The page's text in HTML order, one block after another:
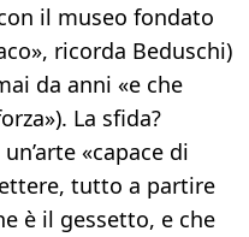
il museo fondato
ricorda Beduschi)
da anni «e che
La sfida?
«capace di
tutto a partire
è il gessetto, e che